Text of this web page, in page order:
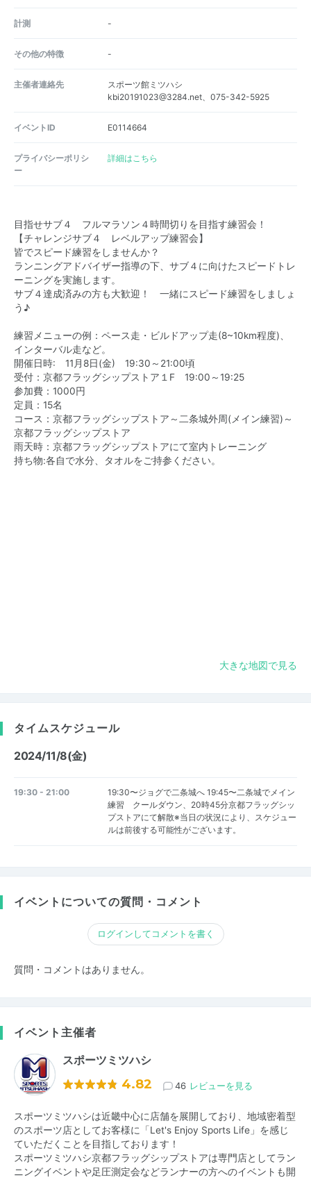
計測 -
その他の特徴 -
主催者連絡先
スポーツ館ミツハシ
kbi20191023@3284.net、075-342-5925
イベントID E0114664
プライバシーポリシ
ー
詳細はこちら
目指せサブ４ フルマラソン４時間切りを目指す練習会！
【チャレンジサブ４ レベルアップ練習会】
皆でスピード練習をしませんか？
ランニングアドバイザー指導の下、サブ４に向けたスピードトレ
ーニングを実施します。
サブ４達成済みの方も大歓迎！ 一緒にスピード練習をしましょ
う♪
練習メニューの例：ペース走・ビルドアップ走(8~10km程度)、
インターバル走など。
開催日時: 11月8日(金) 19:30～21:00頃
受付：京都フラッグシップストア１F 19:00～19:25
参加費：1000円
定員：15名
コース：京都フラッグシップストア～二条城外周(メイン練習)～
京都フラッグシップストア
雨天時：京都フラッグシップストアにて室内トレーニング
持ち物:各自で水分、タオルをご持参ください。
大きな地図で見る
タイムスケジュール
2024/11/8(金)
19:30 - 21:00
19:30〜ジョグで二条城へ 19:45〜二条城でメイン
練習 クールダウン、20時45分京都フラッグシッ
プストアにて解散※当日の状況により、スケジュー
ルは前後する可能性がございます。
イベントについての質問・コメント
ログインしてコメントを書く
質問・コメントはありません。
イベント主催者
スポーツミツハシ
4.82 46 レビューを見る
スポーツミツハシは近畿中心に店舗を展開しており、地域密着型
のスポーツ店としてお客様に「Let's Enjoy Sports Life」を感じ
ていただくことを目指しております！
スポーツミツハシ京都フラッグシップストアは専門店としてラン
ニングイベントや足圧測定会などランナーの方へのイベントも開